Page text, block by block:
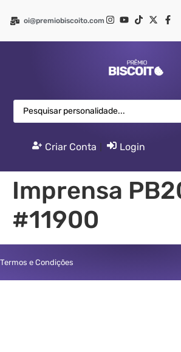
oi@premiobiscoito.com
Criar Conta Login
Imprensa
#11900
Termos e Condições